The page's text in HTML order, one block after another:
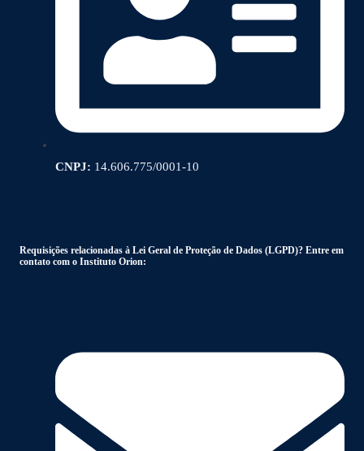
CNPJ: 14.606.775/0001-10
Requisições relacionadas à Lei Geral de Proteção de Dados (LGPD)? Entre em
contato com o Instituto Orion: